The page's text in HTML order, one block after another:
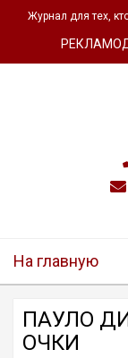
Журнал для тех,
На главную
ПАУЛО
ОЧКИ